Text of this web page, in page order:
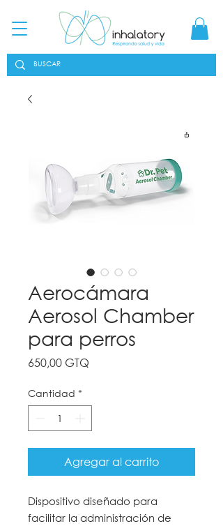
Aerocámara
Aerosol Chamber
para perros
650,00 GTQ
Cantidad *
Agregar al carrito
Dispositivo diseñado para
facilitar la administración de